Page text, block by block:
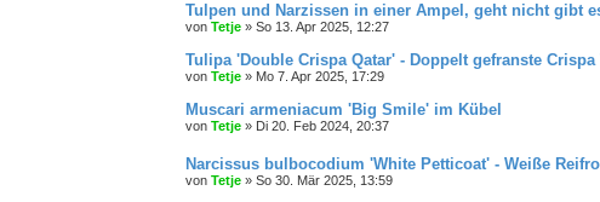
Tulpen und Narzissen in einer Ampel, geht nicht gibt
von Tetje » So 13. Apr 2025, 12:27
Tulipa 'Double Crispa Qatar' - Doppelt gefranste Crispa
von Tetje » Mo 7. Apr 2025, 17:29
Muscari armeniacum 'Big Smile' im Kübel
von Tetje » Di 20. Feb 2024, 20:37
Narcissus bulbocodium 'White Petticoat' - Weiße
von Tetje » So 30. Mär 2025, 13:59